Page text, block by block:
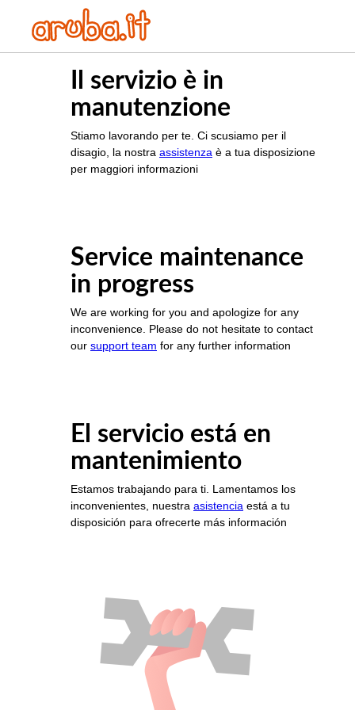
Il servizio è in
manutenzione
Stiamo lavorando per te. Ci scusiamo per il
disagio, la nostra assistenza è a tua disposizione
per maggiori informazioni
Service maintenance
in progress
We are working for you and apologize for any
inconvenience. Please do not hesitate to contact
our support team for any further information
El servicio está en
mantenimiento
Estamos trabajando para ti. Lamentamos los
inconvenientes, nuestra asistencia está a tu
disposición para ofrecerte más información